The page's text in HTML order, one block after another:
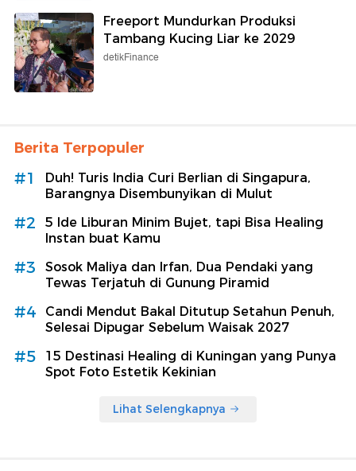
Freeport Mundurkan Produksi
Tambang Kucing Liar ke 2029
detikFinance
Berita Terpopuler
#1
Duh! Turis India Curi Berlian di Singapura,
Barangnya Disembunyikan di Mulut
#2
5 Ide Liburan Minim Bujet, tapi Bisa Healing
Instan buat Kamu
#3
Sosok Maliya dan Irfan, Dua Pendaki yang
Tewas Terjatuh di Gunung Piramid
#4
Candi Mendut Bakal Ditutup Setahun Penuh,
Selesai Dipugar Sebelum Waisak 2027
#5
15 Destinasi Healing di Kuningan yang Punya
Spot Foto Estetik Kekinian
Lihat Selengkapnya